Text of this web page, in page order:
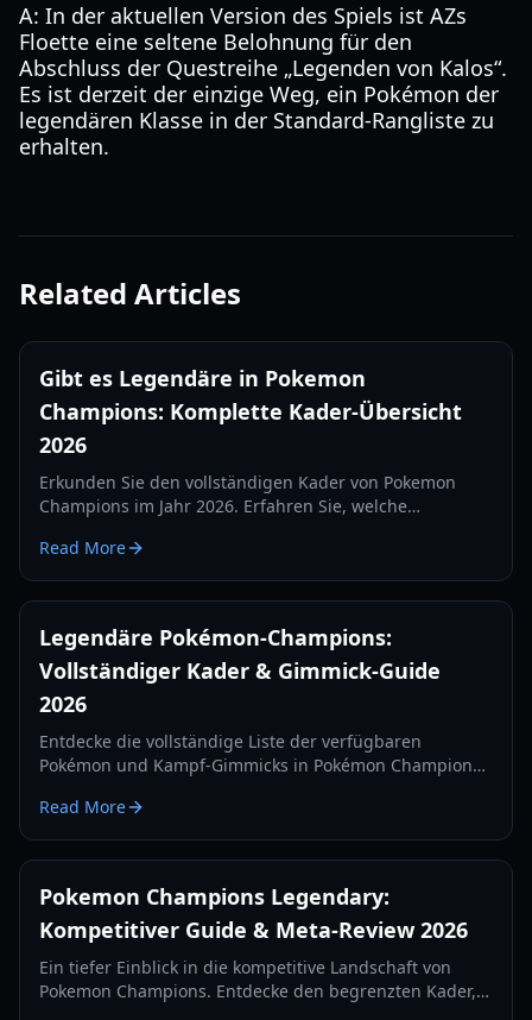
A: In der aktuellen Version des Spiels ist AZs
Floette eine seltene Belohnung für den
Abschluss der Questreihe „Legenden von Kalos“.
Es ist derzeit der einzige Weg, ein Pokémon der
legendären Klasse in der Standard-Rangliste zu
erhalten.
Related Articles
Gibt es Legendäre in Pokemon
Champions: Komplette Kader-Übersicht
2026
Erkunden Sie den vollständigen Kader von Pokemon
Champions im Jahr 2026. Erfahren Sie, welche
Entwicklungen und wie der Omni-Ring das Meta
verändert.
Read More
Legendäre Pokémon-Champions:
Vollständiger Kader & Gimmick-Guide
2026
Entdecke die vollständige Liste der verfügbaren
Pokémon und Kampf-Gimmicks in Pokémon Champions.
neue Omni-Ring-Meta.
Read More
Pokemon Champions Legendary:
Kompetitiver Guide & Meta-Review 2026
Ein tiefer Einblick in die kompetitive Landschaft von
Pokemon Champions. Entdecke den begrenzten Kader,